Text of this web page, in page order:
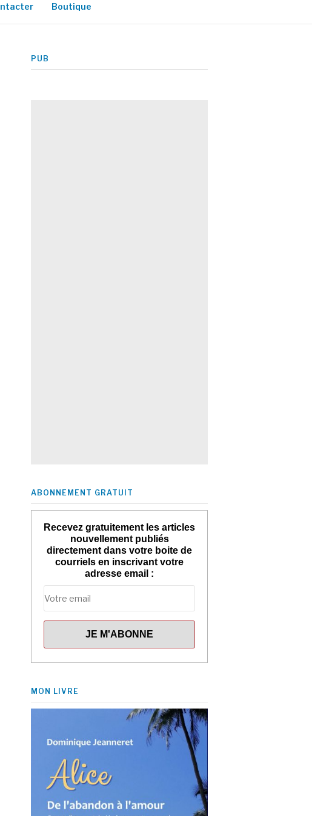
Boutique
PUB
ABONNEMENT GRATUIT
Recevez gratuitement les articles
nouvellement publiés
directement dans votre boite de
courriels en inscrivant votre
adresse email :
MON LIVRE